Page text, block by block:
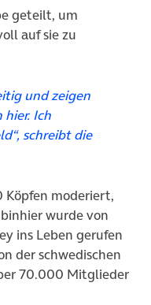
geteilt, um
auf sie zu
und zeigen
hier. Ich
schreibt die
moderiert,
wurde von
ins Leben gerufen
der schwedischen
Tab)
70.000 Mitglieder